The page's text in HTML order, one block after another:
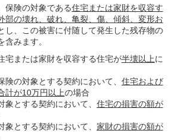
保険の対象である住宅または家財を収容す
部の壊れ、破れ、亀裂、傷、傾斜、変形お
し、この被害に付随して発生した残存物の
みます。
宅または家財を収容する住宅が半壊以上に
険の対象とする契約において、 住宅および
計が10万円以上の場合
象とする契約において、 住宅の損害の額が
象とする契約において、 家財の損害の額が